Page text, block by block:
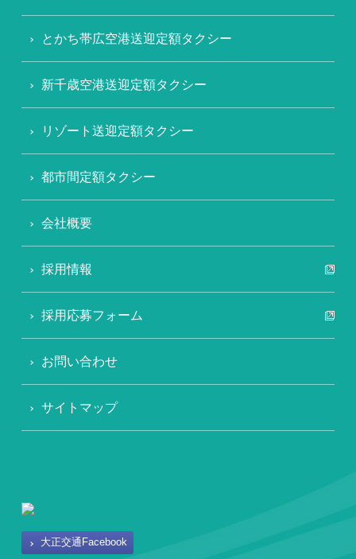
とかち帯広空港送迎定額タクシー
新千歳空港送迎定額タクシー
リゾート送迎定額タクシー
都市間定額タクシー
会社概要
採用情報
採用応募フォーム
お問い合わせ
サイトマップ
大正交通Facebook